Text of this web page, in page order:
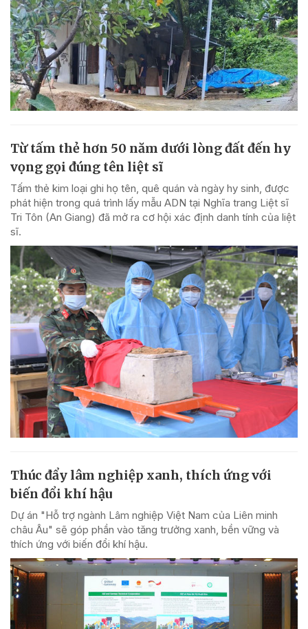
Từ tấm thẻ hơn 50 năm dưới lòng đất đến hy
vọng gọi đúng tên liệt sĩ
Tấm thẻ kim loại ghi họ tên, quê quán và ngày hy sinh, được
phát hiện trong quá trình lấy mẫu ADN tại Nghĩa trang Liệt sĩ
Tri Tôn (An Giang) đã mở ra cơ hội xác định danh tính của liệt
sĩ.
Thúc đẩy lâm nghiệp xanh, thích ứng với
biến đổi khí hậu
Dự án "Hỗ trợ ngành Lâm nghiệp Việt Nam của Liên minh
châu Âu" sẽ góp phần vào tăng trưởng xanh, bền vững và
thích ứng với biến đổi khí hậu.